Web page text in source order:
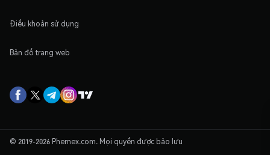
Điều khoản sử dụng
Bản đồ trang web
© 2019-2026 Phemex.com. Mọi quyền được bảo lưu